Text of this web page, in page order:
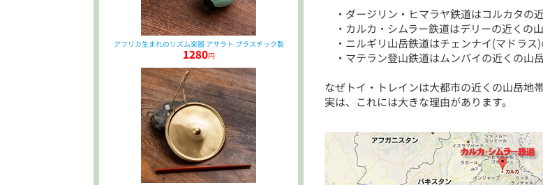
・ダージリン・ヒマラヤ鉄道はコルカタの
・カルカ・シムラー鉄道はデリーの近くの
・ニルギリ山岳鉄道はチェンナイ(マドラス
・マテラン登山鉄道はムンバイの近くの山
なぜトイ・トレインは大都市の近くの山岳地
実は、これには大きな理由があります。
アフリカ生まれのリズム楽器 アサラト プラスチック製
1280円